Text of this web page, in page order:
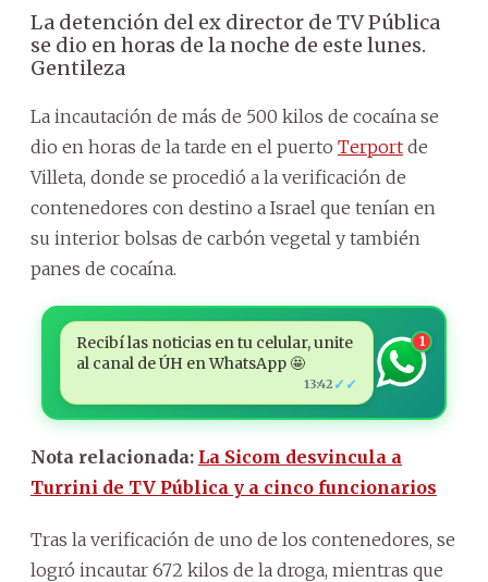
La detención del ex director de TV Pública
se dio en horas de la noche de este lunes.
Gentileza
La incautación de más de 500 kilos de cocaína se
dio en horas de la tarde en el puerto Terport de
Villeta, donde se procedió a la verificación de
contenedores con destino a Israel que tenían en
su interior bolsas de carbón vegetal y también
panes de cocaína.
Recibí las noticias en tu celular, unite
al canal de ÚH en WhatsApp 🤩
13:42 ✓✓
1
Nota relacionada: La Sicom desvincula a
Turrini de TV Pública y a cinco funcionarios
Tras la verificación de uno de los contenedores, se
logró incautar 672 kilos de la droga, mientras que